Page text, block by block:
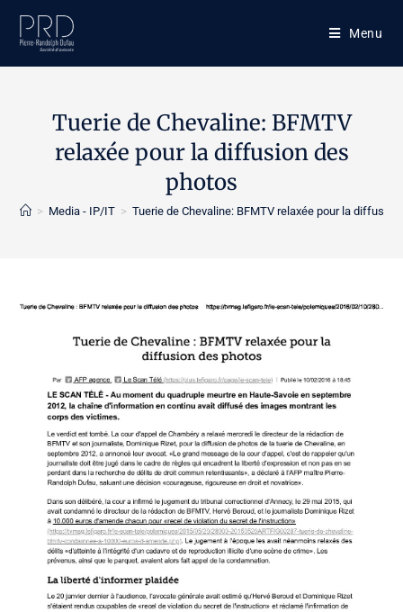
content
Menu
Tuerie de Chevaline: BFMTV
relaxée pour la diffusion des
photos
> Media - IP/IT > Tuerie de Chevaline: BFMTV relaxée pour la